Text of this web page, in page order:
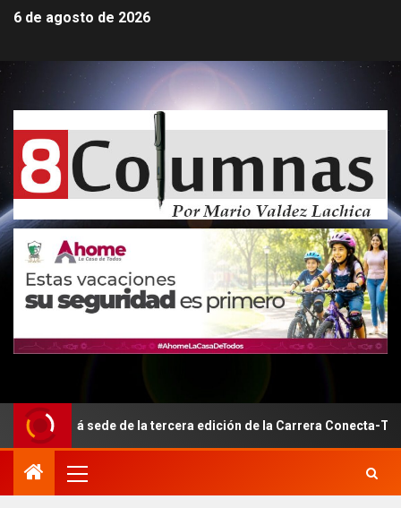
6 de agosto de 2026
sede de la tercera edición de la Carrera Conecta-Te 2026